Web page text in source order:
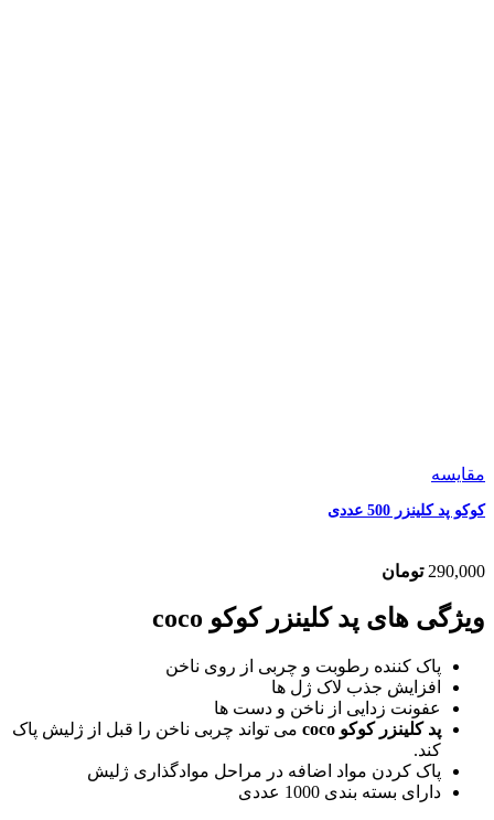
مقایسه
کوکو پد کلینزر 500 عددی
290,000 تومان
ویژگی های پد کلینزر کوکو coco
پاک کننده رطوبت و چربی از روی ناخن
افزایش جذب لاک ژل ها
عفونت زدایی از ناخن و دست ها
پد کلینزر کوکو coco می تواند چربی ناخن را قبل از ژلیش پاک
کند.
پاک کردن مواد اضافه در مراحل موادگذاری ژلیش
دارای بسته بندی 1000 عددی